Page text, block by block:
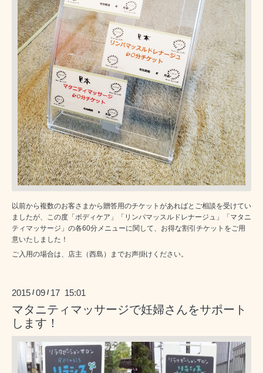
以前から複数のお客さまから贈答用のチケットがあればとご相談を受けてい
ましたが、この度「ボディケア」「リンパマッスルドレナージュ」「マタニ
ティマッサージ」の各60分メニューに関して、お得な割引チケットをご用
意いたしました！
ご入用の場合は、店主（西島）までお声掛けください。
2015 /09 / 17 15:01
マタニティマッサージで妊婦さんをサポート
します！